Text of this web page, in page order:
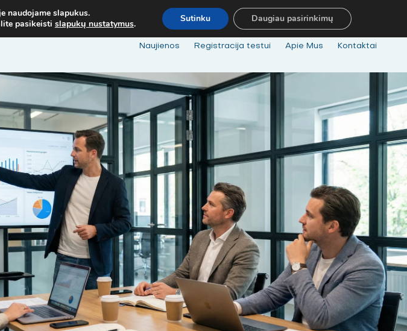
TEL. +37067579127 MOKYMAI@BKA.LT NERADAI NORIMŲ MOKYMŲ - SUSISIEK!
Naujienos Registracija testui Apie Mus Kontaktai
naudojame slapukus.
pasikeisti slapukų nustatymus. Sutinku Daugiau pasirinkimų